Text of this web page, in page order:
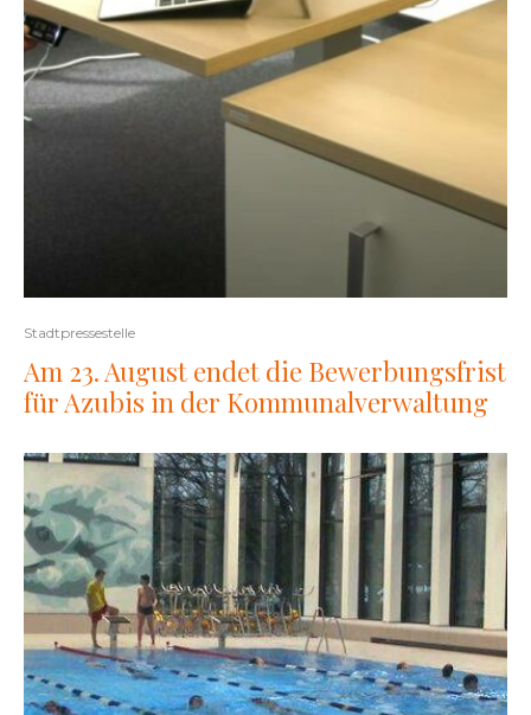
Stadtpressestelle
Am 23. August endet die Bewerbungsfrist
für Azubis in der Kommunalverwaltung